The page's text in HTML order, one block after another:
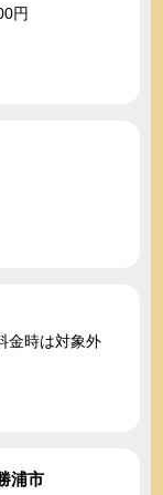
円
金時は対象外
浦市